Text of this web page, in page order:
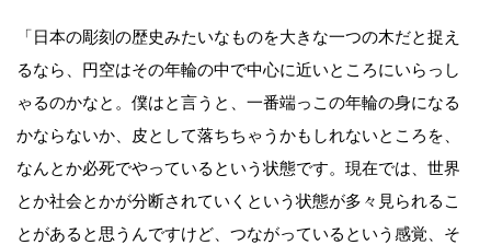
「日本の彫刻の歴史みたいなものを大きな一つの木だと捉え
るなら、円空はその年輪の中で中心に近いところにいらっし
ゃるのかなと。僕はと言うと、一番端っこの年輪の身になる
かならないか、皮として落ちちゃうかもしれないところを、
なんとか必死でやっているという状態です。現在では、世界
とか社会とかが分断されていくという状態が多々見られるこ
とがあると思うんですけど、つながっているという感覚、そ